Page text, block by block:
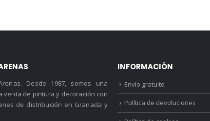
Desde 1987, somos una
venta de pintura y decoración con
de distribución en Granada y
INFORMACIÓN
Envío gratuito
Política de devoluciones